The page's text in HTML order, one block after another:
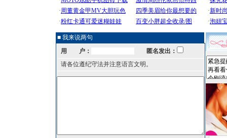
■ 我来说两句
用 户：
匿名发出：
请各位遵纪守法并注意语言文明。